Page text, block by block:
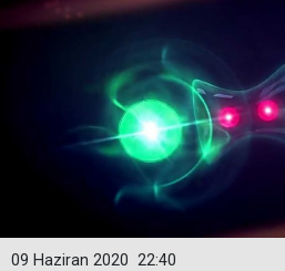
22:40
09 Haziran 2020